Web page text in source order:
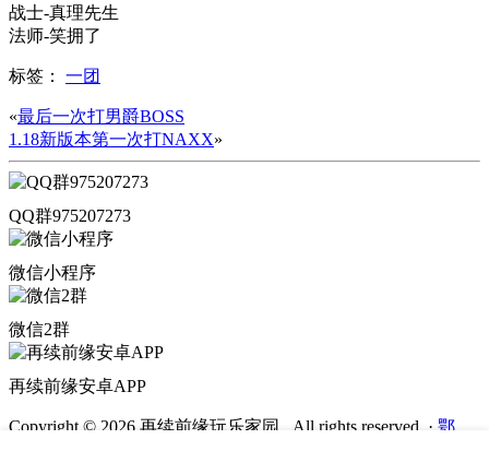
战士-真理先生
法师-笑拥了
标签： 一团
«最后一次打男爵BOSS
1.18新版本第一次打NAXX»
QQ群975207273
微信小程序
微信2群
再续前缘安卓APP
Copyright © 2026 再续前缘玩乐家园 . All rights reserved. · 鄂